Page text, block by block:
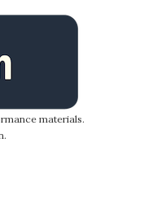
materials.